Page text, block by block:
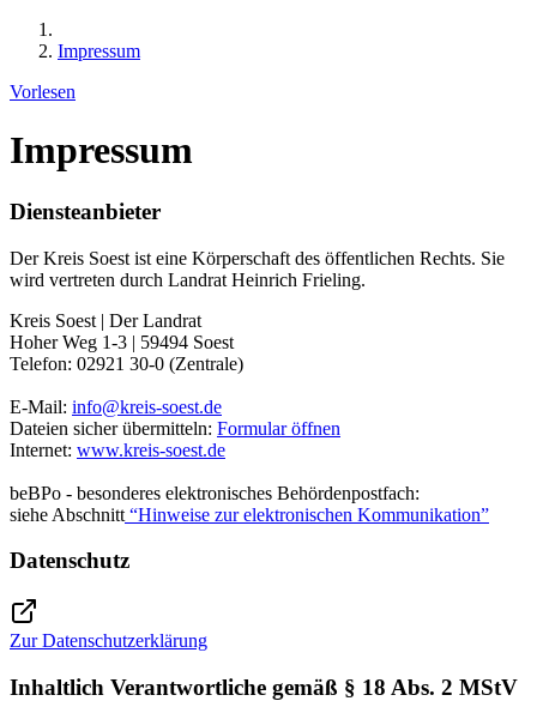
Impressum
Vorlesen
Impressum
Diensteanbieter
Der Kreis Soest ist eine Körperschaft des öffentlichen Rechts. Sie
wird vertreten durch Landrat Heinrich Frieling.
Kreis Soest | Der Landrat
Hoher Weg 1-3 | 59494 Soest
Telefon: 02921 30-0 (Zentrale)
E-Mail: info@​kreis-soest.de
Dateien sicher übermitteln: Formular öffnen
Internet: www.kreis-soest.de
beBPo - besonderes elektronisches Behördenpostfach:
siehe Abschnitt “Hinweise zur elektronischen Kommunikation”
Datenschutz
Zur Datenschutzerklärung
Inhaltlich Verantwortliche gemäß § 18 Abs. 2 MStV